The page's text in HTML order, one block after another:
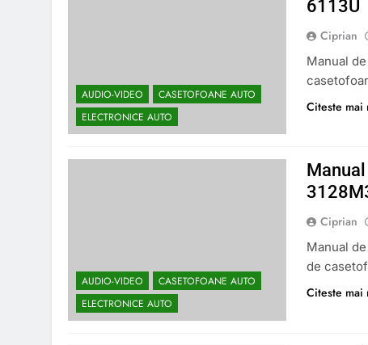
AUDIO-VIDEO
CASETOFOANE AUTO
ELECTRONICE AUTO
6113U
Ciprian
Manual
Citeste mai
AUDIO-VIDEO
CASETOFOANE AUTO
ELECTRONICE AUTO
Ciprian
Manual
de
Citeste mai